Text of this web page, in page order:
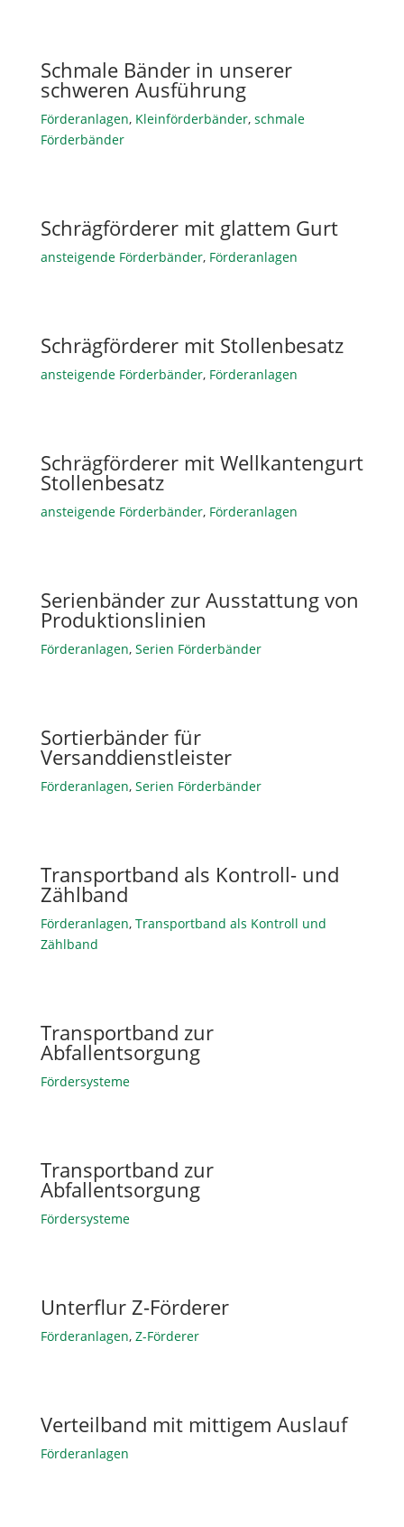
Schmale Bänder in unserer
schweren Ausführung
Förderanlagen, Kleinförderbänder, schmale
Förderbänder
Schrägförderer mit glattem Gurt
ansteigende Förderbänder, Förderanlagen
Schrägförderer mit Stollenbesatz
ansteigende Förderbänder, Förderanlagen
Schrägförderer mit Wellkantengurt
Stollenbesatz
ansteigende Förderbänder, Förderanlagen
Serienbänder zur Ausstattung von
Produktionslinien
Förderanlagen, Serien Förderbänder
Sortierbänder für
Versanddienstleister
Förderanlagen, Serien Förderbänder
Transportband als Kontroll- und
Zählband
Förderanlagen, Transportband als Kontroll und
Zählband
Transportband zur
Abfallentsorgung
Fördersysteme
Transportband zur
Abfallentsorgung
Fördersysteme
Unterflur Z-Förderer
Förderanlagen, Z-Förderer
Verteilband mit mittigem Auslauf
Förderanlagen